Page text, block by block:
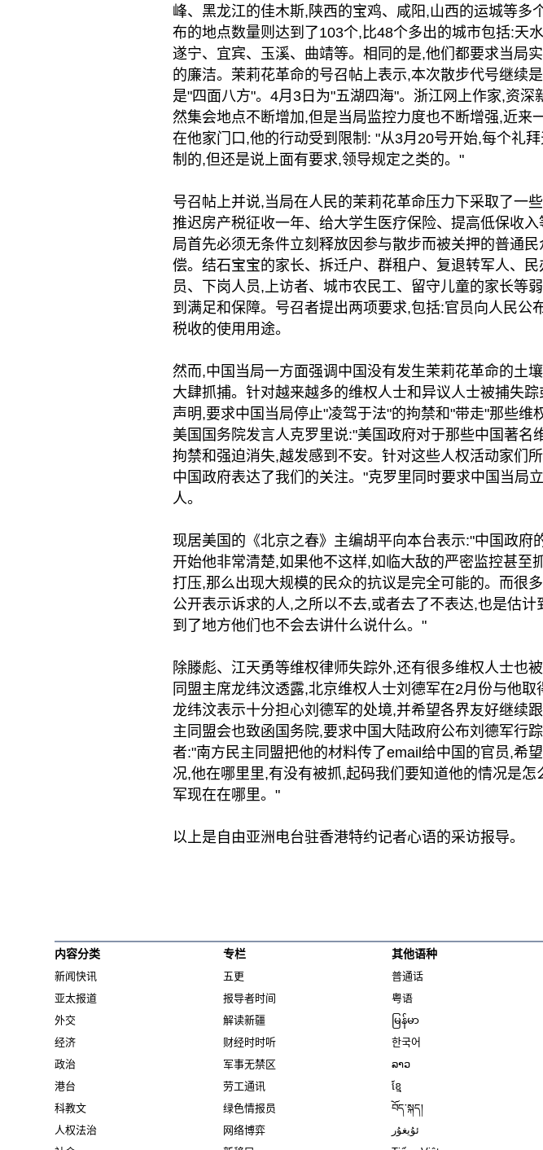
峰、黑龙江的佳木斯,陕西的宝鸡、咸阳,山西的运城等多
布的地点数量则达到了103个,比48个多出的城市包括:天
遂宁、宜宾、玉溪、曲靖等。相同的是,他们都要求当局
的廉洁。茉莉花革命的号召帖上表示,本次散步代号继续
是"四面八方"。4月3日为"五湖四海"。浙江网上作家,资深
然集会地点不断增加,但是当局监控力度也不断增强,近来
在他家门口,他的行动受到限制: "从3月20号开始,每个礼
制的,但还是说上面有要求,领导规定之类的。"
号召帖上并说,当局在人民的茉莉花革命压力下采取了一
推迟房产税征收一年、给大学生医疗保险、提高低保收
局首先必须无条件立刻释放因参与散步而被关押的普通
偿。结石宝宝的家长、拆迁户、群租户、复退转军人、
员、下岗人员,上访者、城市农民工、留守儿童的家长等
到满足和保障。号召者提出两项要求,包括:官员向人民公
税收的使用用途。
然而,中国当局一方面强调中国没有发生茉莉花革命的土
大肆抓捕。针对越来越多的维权人士和异议人士被捕失
声明,要求中国当局停止"凌驾于法"的拘禁和"带走"那些维
美国国务院发言人克罗里说:"美国政府对于那些中国著名
拘禁和强迫消失,越发感到不安。针对这些人权活动家们
中国政府表达了我们的关注。"克罗里同时要求中国当局
人。
现居美国的《北京之春》主编胡平向本台表示:"中国政府
开始他非常清楚,如果他不这样,如临大敌的严密监控甚至
打压,那么出现大规模的民众的抗议是完全可能的。而很
公开表示诉求的人,之所以不去,或者去了不表达,也是估
到了地方他们也不会去讲什么说什么。"
除滕彪、江天勇等维权律师失踪外,还有很多维权人士也
同盟主席龙纬汶透露,北京维权人士刘德军在2月份与他
龙纬汶表示十分担心刘德军的处境,并希望各界友好继续
主同盟会也致函国务院,要求中国大陆政府公布刘德军行
者:"南方民主同盟把他的材料传了email给中国的官员,希
况,他在哪里里,有没有被抓,起码我们要知道他的情况是
军现在在哪里。"
以上是自由亚洲电台驻香港特约记者心语的采访报导。
内容分类
新闻快讯
亚太报道
外交
经济
政治
港台
科教文
人权法治
专栏
五更
报导者时间
解读新疆
财经时时听
军事无禁区
劳工通讯
绿色情报员
网络博弈
其他语种
普通话
粤语
မြန်မာ
한국어
ລາວ
ខ្មែ
བོད་སྐད།
ئۇيغۇر